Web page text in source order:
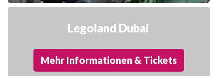
Legoland Dubai
Mehr Informationen & Tickets